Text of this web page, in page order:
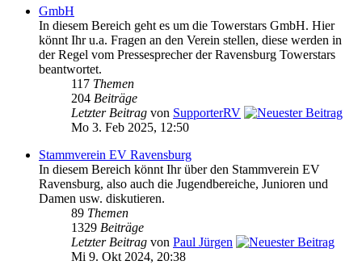
GmbH
In diesem Bereich geht es um die Towerstars GmbH. Hier
könnt Ihr u.a. Fragen an den Verein stellen, diese werden in
der Regel vom Pressesprecher der Ravensburg Towerstars
beantwortet.
117 Themen
204 Beiträge
Letzter Beitrag von SupporterRV
Mo 3. Feb 2025, 12:50
Stammverein EV Ravensburg
In diesem Bereich könnt Ihr über den Stammverein EV
Ravensburg, also auch die Jugendbereiche, Junioren und
Damen usw. diskutieren.
89 Themen
1329 Beiträge
Letzter Beitrag von Paul Jürgen
Mi 9. Okt 2024, 20:38